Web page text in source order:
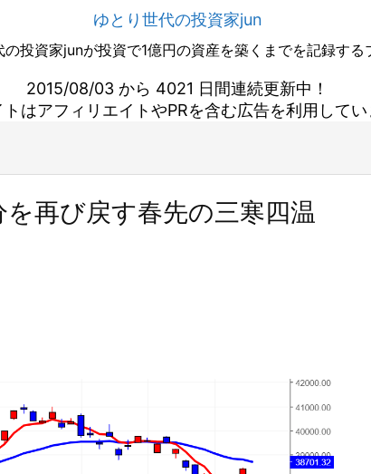
ゆとり世代の投資家jun
の投資家junが投資で1億円の資産を築くまでを記録する
2015/08/03 から 4021 日間連続更新中！
トはアフィリエイトやPRを含む広告を利用してい
再び戻す春先の三寒四温